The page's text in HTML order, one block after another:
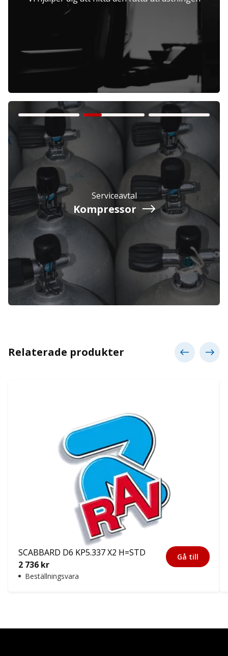
Företag Exkl. moms
Privatperson Inkl. moms
Serviceavtal
Kompressor
Relaterade produkter
SCABBARD D6 KP5.337 X2 H=STD
2 736 kr
Beställningsvara
Gå till